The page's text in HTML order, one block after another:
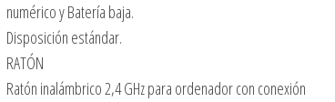
numérico y Batería baja.
Disposición estándar.
RATÓN
Ratón inalámbrico 2,4 GHz para ordenador con conexión